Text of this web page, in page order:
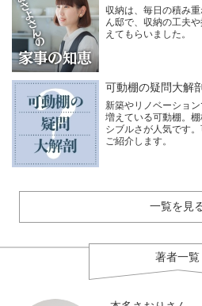
収納は、毎日の積み
ん邸で、収納の工夫
えてもらいました。
可動棚の疑問大解剖
新築やリノベーショ
増えている可動棚。
シブルさが人気です
ご紹介します。
一覧を見
著者一覧